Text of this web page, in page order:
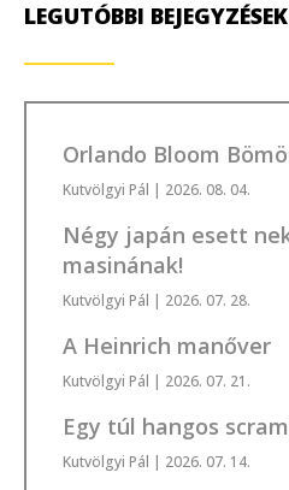
LEGUTÓBBI BEJEGYZÉSEK
Orlando Bloom
Kutvölgyi Pál | 2026. 08. 04.
Négy japán esett
masinának!
Kutvölgyi Pál | 2026. 07. 28.
A Heinrich manőver
Kutvölgyi Pál | 2026. 07. 21.
Egy túl hangos
Kutvölgyi Pál | 2026. 07. 14.